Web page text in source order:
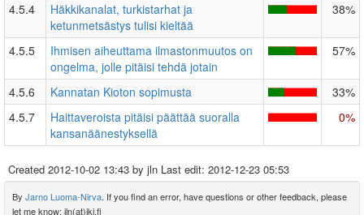
4.5.4
Häkkikanalat, turkistarhat ja
ketunmetsästys tulisi kieltää
38%
4.5.5
Ihmisen aiheuttama ilmastonmuutos on
ongelma, jolle pitäisi tehdä jotain
57%
4.5.6 Kannatan Kioton sopimusta
33%
4.5.7
Haittaveroista pitäisi päättää suoralla
kansanäänestyksellä
0%
Created 2012-10-02 13:43 by jln Last edit: 2012-12-23 05:53
By Jarno Luoma-Nirva. If you find an error, have questions or other feedback, please
let me know: jln(at)iki.fi